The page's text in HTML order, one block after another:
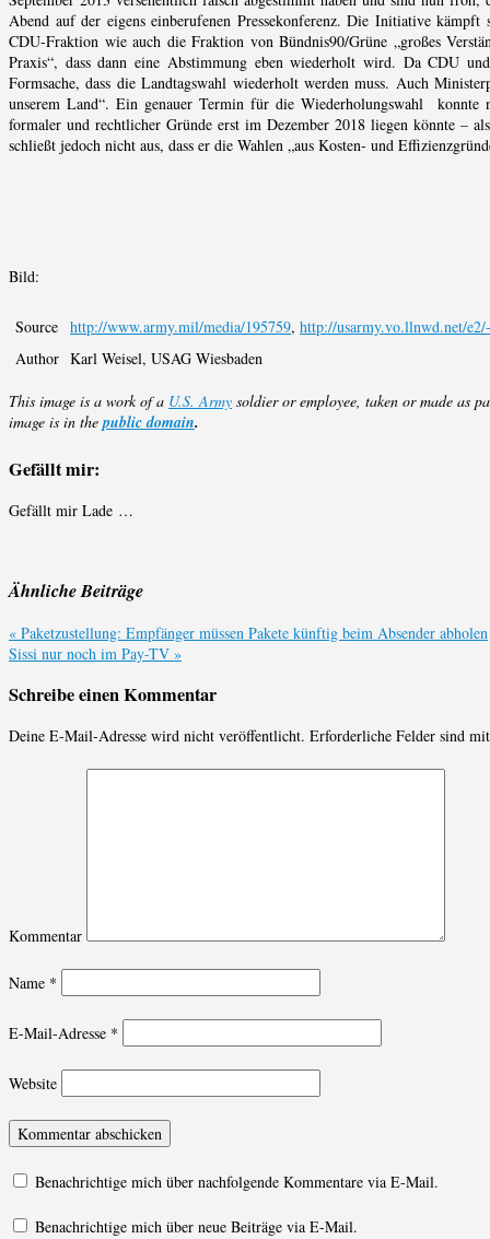
Abend auf der eigens einberufenen Pressekonferenz. Die Initiative
CDU-Fraktion wie auch die Fraktion von Bündnis90/Grüne „großes
Praxis“, dass dann eine Abstimmung eben wiederholt wird. Da CDU
Formsache, dass die Landtagswahl wiederholt werden muss. Auch
unserem Land“. Ein genauer Termin für die Wiederholungswahl
formaler und rechtlicher Gründe erst im Dezember 2018 liegen könnte –
schließt jedoch nicht aus, dass er die Wahlen „aus Kosten- und
Bild:
Source http://www.army.mil/media/195759, http://usarmy.vo.llnwd.net/
Author Karl Weisel, USAG Wiesbaden
This image is a work of a U.S. Army soldier or employee, taken or made as
image is in the public domain.
Gefällt mir:
Gefällt mir Lade …
Ähnliche Beiträge
« Paketzustellung: Empfänger müssen Pakete künftig beim Absender abholen
Sissi nur noch im Pay-TV »
Schreibe einen Kommentar
Deine E-Mail-Adresse wird nicht veröffentlicht. Erforderliche Felder sind
Kommentar
Name *
E-Mail-Adresse *
Website
Benachrichtige mich über nachfolgende Kommentare via E-Mail.
Benachrichtige mich über neue Beiträge via E-Mail.